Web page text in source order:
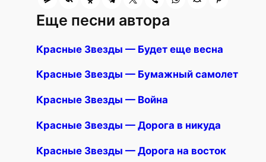
Еще песни автора
Красные Звезды — Будет еще весна
Красные Звезды — Бумажный самолет
Красные Звезды — Война
Красные Звезды — Дорога в никуда
Красные Звезды — Дорога на восток